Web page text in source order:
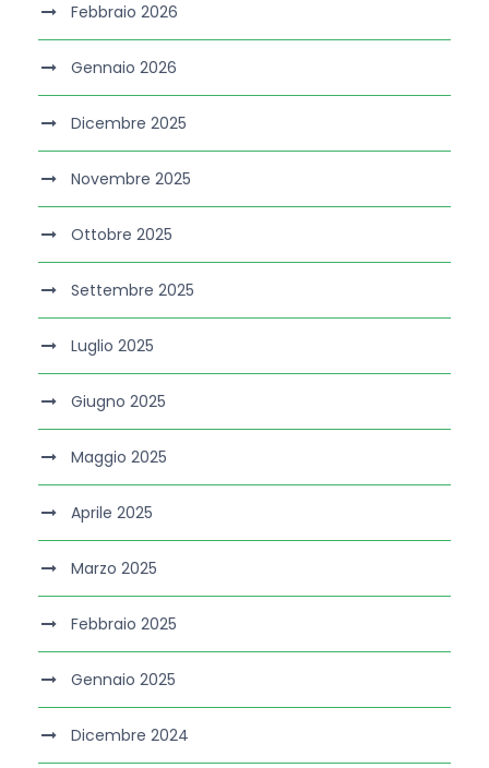
Febbraio 2026
Gennaio 2026
Dicembre 2025
Novembre 2025
Ottobre 2025
Settembre 2025
Luglio 2025
Giugno 2025
Maggio 2025
Aprile 2025
Marzo 2025
Febbraio 2025
Gennaio 2025
Dicembre 2024